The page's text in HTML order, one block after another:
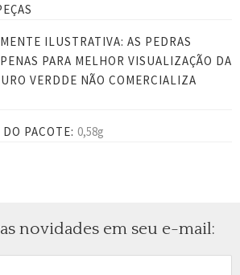
ILUSTRATIVA: AS PEDRAS
PARA MELHOR VISUALIZAÇÃO DA
VERDDE NÃO COMERCIALIZA
PACOTE: 0,58g
novidades em seu e-mail: